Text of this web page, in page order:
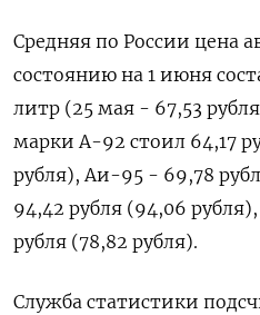
Средняя по России ​цена
состоянию на 1 июня
литр (25 мая - 67,53
марки А-92 стоил ​64,17
‌рубля), Аи-95 - 69,78
94,42 рубля (94,06
рубля (78,82 рубля).
Служба статистики